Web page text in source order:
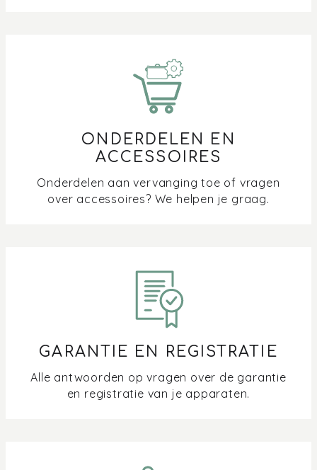
ONDERDELEN EN
ACCESSOIRES
Onderdelen aan vervanging toe of vragen
over accessoires? We helpen je graag.
GARANTIE EN REGISTRATIE
Alle antwoorden op vragen over de garantie
en registratie van je apparaten.